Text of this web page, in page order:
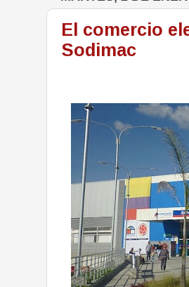
El comercio
Sodimac